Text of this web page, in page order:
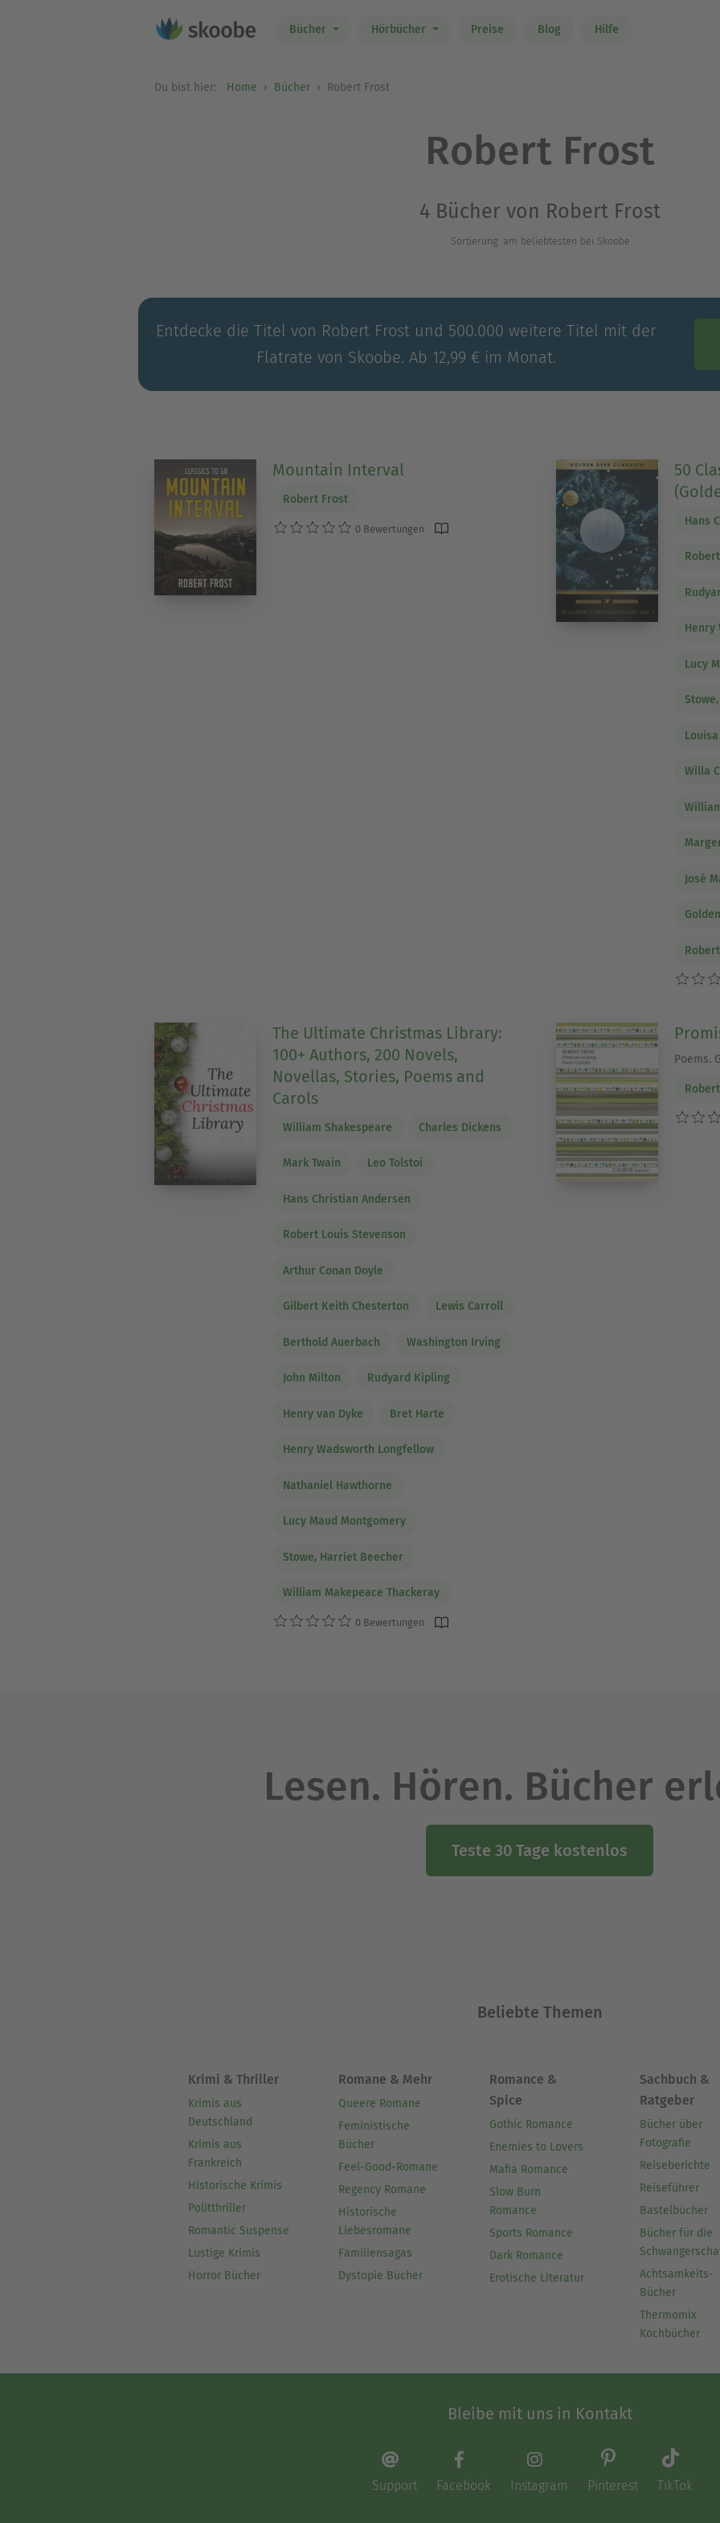
Bücher Hörbücher Preise Blog Hilfe
Du bist hier: Home Bücher Robert Frost
Robert Frost
4 Bücher von Robert Frost
Sortierung: am beliebtesten bei Skoobe
Entdecke die Titel von Robert Frost und 500.000 weitere Titel mit der
Flatrate von Skoobe. Ab 12,99 € im Monat.
Mountain Interval
Robert Frost
0 Bewertungen
50
Hans
Henry
Lucy
Willa
José
The Ultimate Christmas Library:
100+ Authors, 200 Novels,
Novellas, Stories, Poems and
Carols
William Shakespeare Charles Dickens
Mark Twain Leo Tolstoi
Hans Christian Andersen
Robert Louis Stevenson
Arthur Conan Doyle
Gilbert Keith Chesterton Lewis Carroll
Berthold Auerbach Washington Irving
John Milton Rudyard Kipling
Henry van Dyke Bret Harte
Henry Wadsworth Longfellow
Nathaniel Hawthorne
Lucy Maud Montgomery
Stowe, Harriet Beecher
William Makepeace Thackeray
0 Bewertungen
Poems.
Lesen. Hören. Bücher
Teste 30 Tage kostenlos
Beliebte Themen
Krimi & Thriller
Krimis aus
Deutschland
Krimis aus
Frankreich
Historische Krimis
Politthriller
Romantic Suspense
Lustige Krimis
Horror Bücher
Romane & Mehr
Queere Romane
Feministische
Bücher
Feel-Good-Romane
Regency Romane
Historische
Liebesromane
Familiensagas
Dystopie Bücher
Romance &
Spice
Gothic Romance
Enemies to Lovers
Mafia Romance
Slow Burn
Romance
Sports Romance
Dark Romance
Erotische Literatur
Sachbuch &
Ratgeber
Bücher über
Fotografie
Reiseberichte
Reiseführer
Bastelbücher
Bücher für die
Achtsamkeits-
Bücher
Thermomix
Kochbücher
Bleibe mit uns in Kontakt
Support Facebook Instagram Pinterest TikTok